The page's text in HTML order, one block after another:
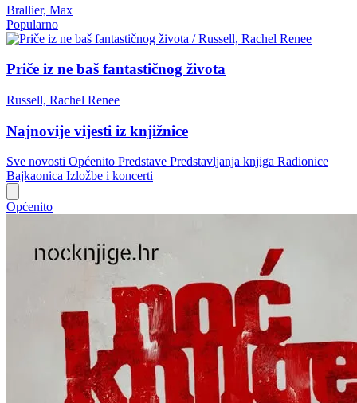
Brallier, Max
Popularno
Priče iz ne baš fantastičnog života
Russell, Rachel Renee
Najnovije vijesti iz knjižnice
Sve novosti Općenito Predstave Predstavljanja knjiga Radionice
Bajkaonica Izložbe i koncerti
Općenito